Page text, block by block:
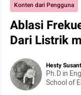
Konten dari Pengguna
Ablasi
Dari Listrik
Hesty
Ph.D in
School of